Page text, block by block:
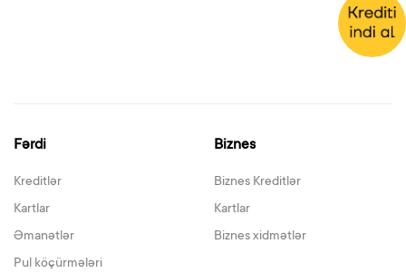
Fərdi
Kreditlər
Kartlar
Əmanətlər
Pul köçürmələri
Biznes
Biznes Kreditlər
Kartlar
Biznes xidmətlər